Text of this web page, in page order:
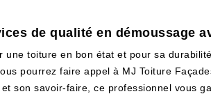
de qualité en démoussage
une toiture en bon état et pour sa
pourrez faire appel à MJ Toiture
son savoir-faire, ce professionnel vous